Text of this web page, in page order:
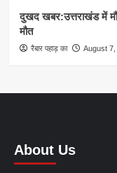
दुखद खबर:उत्तराखंड में मौत
मौत
रैबार पहाड़ का August 7,
About Us